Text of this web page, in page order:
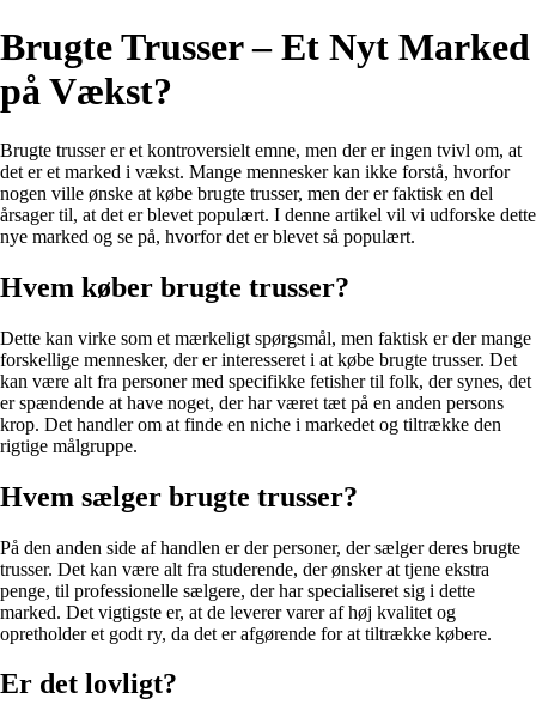
Brugte Trusser – Et Nyt Marked
på Vækst?
Brugte trusser er et kontroversielt emne, men der er ingen tvivl om, at
det er et marked i vækst. Mange mennesker kan ikke forstå, hvorfor
nogen ville ønske at købe brugte trusser, men der er faktisk en del
årsager til, at det er blevet populært. I denne artikel vil vi udforske dette
nye marked og se på, hvorfor det er blevet så populært.
Hvem køber brugte trusser?
Dette kan virke som et mærkeligt spørgsmål, men faktisk er der mange
forskellige mennesker, der er interesseret i at købe brugte trusser. Det
kan være alt fra personer med specifikke fetisher til folk, der synes, det
er spændende at have noget, der har været tæt på en anden persons
krop. Det handler om at finde en niche i markedet og tiltrække den
rigtige målgruppe.
Hvem sælger brugte trusser?
På den anden side af handlen er der personer, der sælger deres brugte
trusser. Det kan være alt fra studerende, der ønsker at tjene ekstra
penge, til professionelle sælgere, der har specialiseret sig i dette
marked. Det vigtigste er, at de leverer varer af høj kvalitet og
opretholder et godt ry, da det er afgørende for at tiltrække købere.
Er det lovligt?